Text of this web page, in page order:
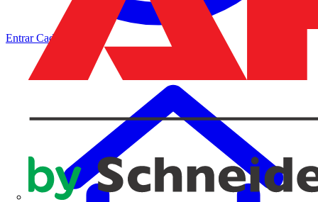
EntrarCadastrar